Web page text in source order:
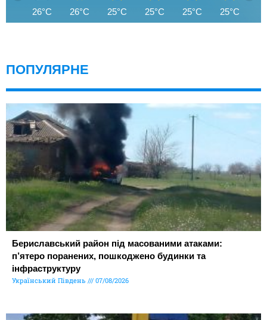
26°C 26°C 25°C 25°C 25°C 25°C
ПОПУЛЯРНЕ
Бериславський район під масованими атаками:
п’ятеро поранених, пошкоджено будинки та
інфраструктуру
Український Південь 07/08/2026